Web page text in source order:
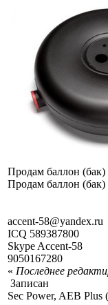
Продам баллон
Продам баллон
accent-58@yandex.ru
ICQ 589387800
Skype Accent-58
9050167280
« Последнее
Записан
Sec Power, AEB